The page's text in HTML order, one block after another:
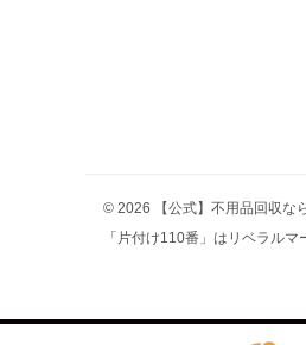
© 2026 【公式】不用品回収な
「片付け110番」はリベラル